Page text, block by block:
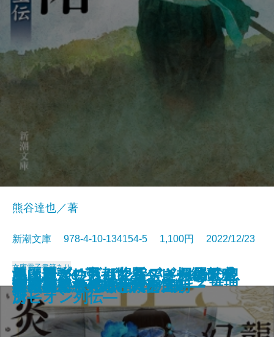
罪の壁
ネイティヴ・サン―アメリカの息
子―
チーズ屋マージュのとろける推理
首里の馬
犬も食わない
まぼろしの城
魚は粗がいちばん旨い―粗屋繁盛
記―
モナドの領域
すばらしい暗闇世界
我は景祐―幕末仙台流星伝―
熊谷達也／著
新潮文庫 978-4-10-134154-5 1,100円 2022/12/23
文庫電子書籍あり
龍ノ国幻想4 炎ゆ花の楔
悪い麗人―帝都マユズミ探偵研究
所―
美麗島プリズム紀行―きらめく台
湾―
継体天皇―分断された王朝―
月桃夜
約束の果て―黒と紫の国―
ザ・ロイヤルファミリー
地上最強の男―世界ヘビー級チャ
ンピオン列伝―
いちねんかん
冬の霧―へんろ宿 巻二―